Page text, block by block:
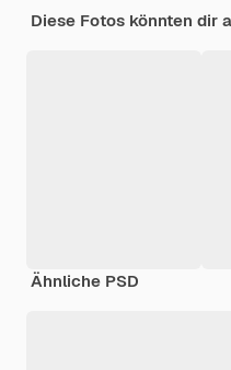
Diese Fotos könnten dir
Ähnliche PSD